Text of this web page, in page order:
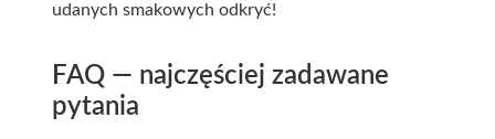
udanych smakowych odkryć!
FAQ — najczęściej zadawane
pytania